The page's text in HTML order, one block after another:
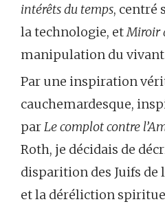
intérêts du temps, centré
la technologie, etMiroir
manipulation du
Par une inspiration
cauchemardesque,
parLe complot contre
Roth, je décidais de
disparition des Juifs de
et la déréliction